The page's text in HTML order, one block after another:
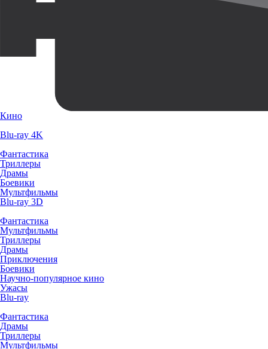
Кино
Blu-ray 4K
Фантастика
Триллеры
Драмы
Боевики
Мультфильмы
Blu-ray 3D
Фантастика
Мультфильмы
Триллеры
Драмы
Приключения
Боевики
Научно-популярное кино
Ужасы
Blu-ray
Фантастика
Драмы
Триллеры
Мультфильмы